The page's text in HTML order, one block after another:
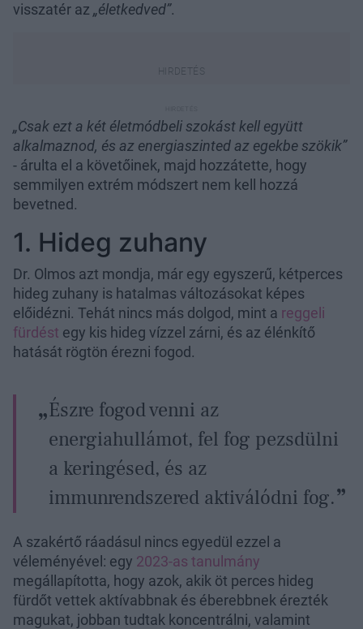
visszatér az „életkedved”.
„Csak ezt a két életmódbeli szokást kell együtt
alkalmaznod, és az energiaszinted az egekbe szökik”
- árulta el a követőinek, majd hozzátette, hogy
semmilyen extrém módszert nem kell hozzá
bevetned.
1. Hideg zuhany
Dr. Olmos azt mondja, már egy egyszerű, kétperces
hideg zuhany is hatalmas változásokat képes
előidézni. Tehát nincs más dolgod, mint a reggeli
fürdést egy kis hideg vízzel zárni, és az élénkítő
hatását rögtön érezni fogod.
Észre fogod venni az
energiahullámot, fel fog pezsdülni
a keringésed, és az
immunrendszered aktiválódni fog.
A szakértő ráadásul nincs egyedül ezzel a
véleményével: egy 2023-as tanulmány
megállapította, hogy azok, akik öt perces hideg
fürdőt vettek aktívabbnak és éberebbnek érezték
magukat, jobban tudtak koncentrálni, valamint